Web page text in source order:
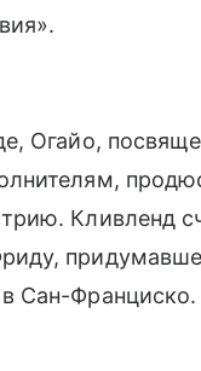
Огайо,
Кливленд
Сан-Франциско.